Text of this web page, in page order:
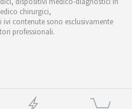
chirurgici,
contenute sono esclusivamente
professionali.